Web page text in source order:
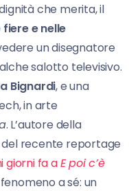
che merita, il
e nelle
un disegnatore
salotto televisivo.
Bignardi, e una
in arte
. L’autore della
recente reportage
giorni fa aE poi c’è
a sé: un